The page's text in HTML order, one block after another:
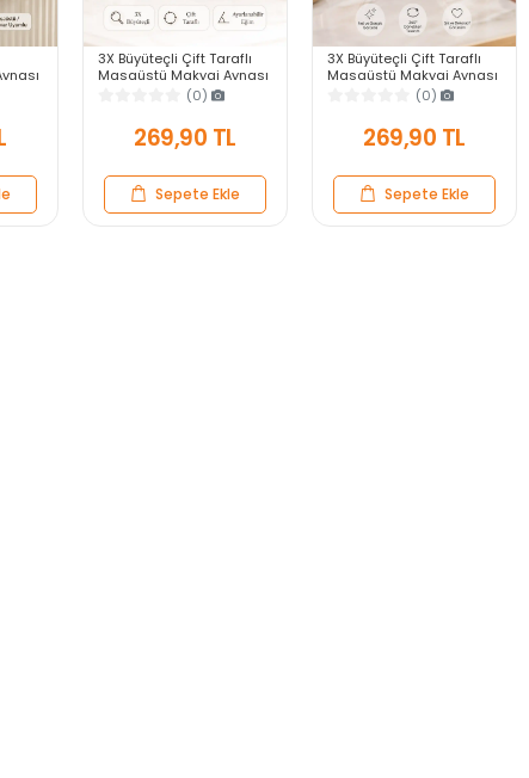
3X Büyüteçli Çift Taraflı
Masaüstü Makyaj Aynası
Daire Siyah Rose Gold
Standlı Dekoratif Yakın
(0)
269,90 TL
Sepete Ekle
3X Büyüteçli Çift Taraflı
Masaüstü Makyaj Aynası
Kalpi Siyah Rose Gold
Standlı Dekoratif Yakın
(0)
269,90 TL
Sepete Ekle